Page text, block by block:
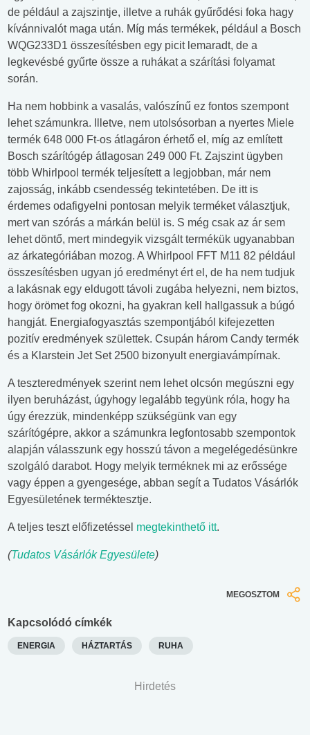
de például a zajszintje, illetve a ruhák gyűrődési foka hagy
kívánnivalót maga után. Míg más termékek, például a Bosch
WQG233D1 összesítésben egy picit lemaradt, de a
legkevésbé gyűrte össze a ruhákat a szárítási folyamat
során.
Ha nem hobbink a vasalás, valószínű ez fontos szempont
lehet számunkra. Illetve, nem utolsósorban a nyertes Miele
termék 648 000 Ft-os átlagáron érhető el, míg az említett
Bosch szárítógép átlagosan 249 000 Ft. Zajszint ügyben
több Whirlpool termék teljesített a legjobban, már nem
zajosság, inkább csendesség tekintetében. De itt is
érdemes odafigyelni pontosan melyik terméket választjuk,
mert van szórás a márkán belül is. S még csak az ár sem
lehet döntő, mert mindegyik vizsgált termékük ugyanabban
az árkategóriában mozog. A Whirlpool FFT M11 82 például
összesítésben ugyan jó eredményt ért el, de ha nem tudjuk
a lakásnak egy eldugott távoli zugába helyezni, nem biztos,
hogy örömet fog okozni, ha gyakran kell hallgassuk a búgó
hangját. Energiafogyasztás szempontjából kifejezetten
pozitív eredmények születtek. Csupán három Candy termék
és a Klarstein Jet Set 2500 bizonyult energiavámpírnak.
A teszteredmények szerint nem lehet olcsón megúszni egy
ilyen beruházást, úgyhogy legalább tegyünk róla, hogy ha
úgy érezzük, mindenképp szükségünk van egy
szárítógépre, akkor a számunkra legfontosabb szempontok
alapján válasszunk egy hosszú távon a megelégedésünkre
szolgáló darabot. Hogy melyik terméknek mi az erőssége
vagy éppen a gyengesége, abban segít a Tudatos Vásárlók
Egyesületének terméktesztje.
A teljes teszt előfizetéssel megtekinthető itt.
(Tudatos Vásárlók Egyesülete)
MEGOSZTOM
Kapcsolódó címkék
ENERGIA HÁZTARTÁS RUHA
Hirdetés